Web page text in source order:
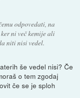
odpovedati, na
ni več kemije ali
niti nisi vedel.
še vedel nisi? Če
o tem zgodaj
če se je sploh